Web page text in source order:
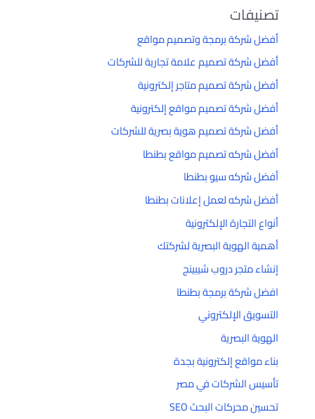
تصنيفات
أفضل شركة برمجة وتصميم مواقع
أفضل شركة تصميم علامة تجارية للشركات
أفضل شركة تصميم متاجر إلكترونية
أفضل شركة تصميم مواقع إلكترونية
أفضل شركة تصميم هوية بصرية للشركات
أفضل شركه تصميم مواقع بطنطا
أفضل شركه سيو بطنطا
أفضل شركه لعمل إعلانات بطنطا
أنواع التجارة الإلكترونية
أهمية الهوية البصرية لشركتك
إنشاء متجر دروب شيبينج
افضل شركة برمجة بطنطا
التسويق الإلكتروني
الهوية البصرية
بناء مواقع إلكترونية بجدة
تأسيس الشركات في مصر
تحسين محركات البحث SEO